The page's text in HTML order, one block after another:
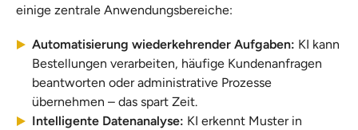
einige zentrale Anwendungsbereiche:
Automatisierung wiederkehrender Aufgaben: KI kann
Bestellungen verarbeiten, häufige Kundenanfragen
beantworten oder administrative Prozesse
übernehmen – das spart Zeit.
Intelligente Datenanalyse: KI erkennt Muster in